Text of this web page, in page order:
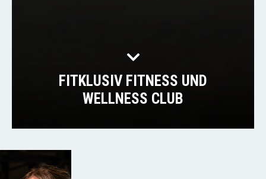
FITKLUSIV FITNESS UND
WELLNESS CLUB